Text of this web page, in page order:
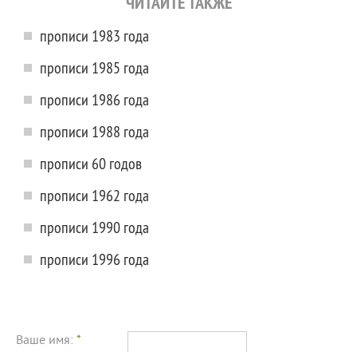
прописи 1983 года
прописи 1985 года
прописи 1986 года
прописи 1988 года
прописи 60 годов
прописи 1962 года
прописи 1990 года
прописи 1996 года
Ваше имя: *